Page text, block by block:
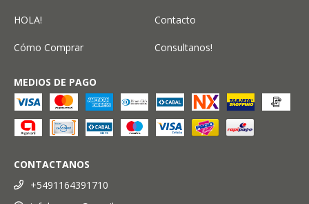
HOLA! Contacto
Cómo Comprar Consultanos!
MEDIOS DE PAGO
CONTACTANOS
+5491164391710